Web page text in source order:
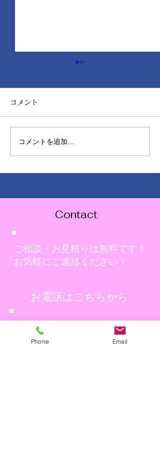
ショールームのぼり旗を
コメント
コメントを追加…
Contact
ご相談・お見積りは無料です！
お気軽にご連絡ください！
​お電話はこちらから
TEL: 0120−897−395
Phone Email